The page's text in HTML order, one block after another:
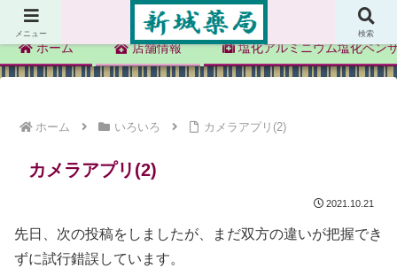
新城薬局
ホーム 店舗情報 塩化アルミニウム塩化ベン
ホーム いろいろ カメラアプリ(2)
カメラアプリ(2)
2021.10.21
先日、次の投稿をしましたが、まだ双方の違いが把握でき
ずに試行錯誤しています。
メニュー 検索